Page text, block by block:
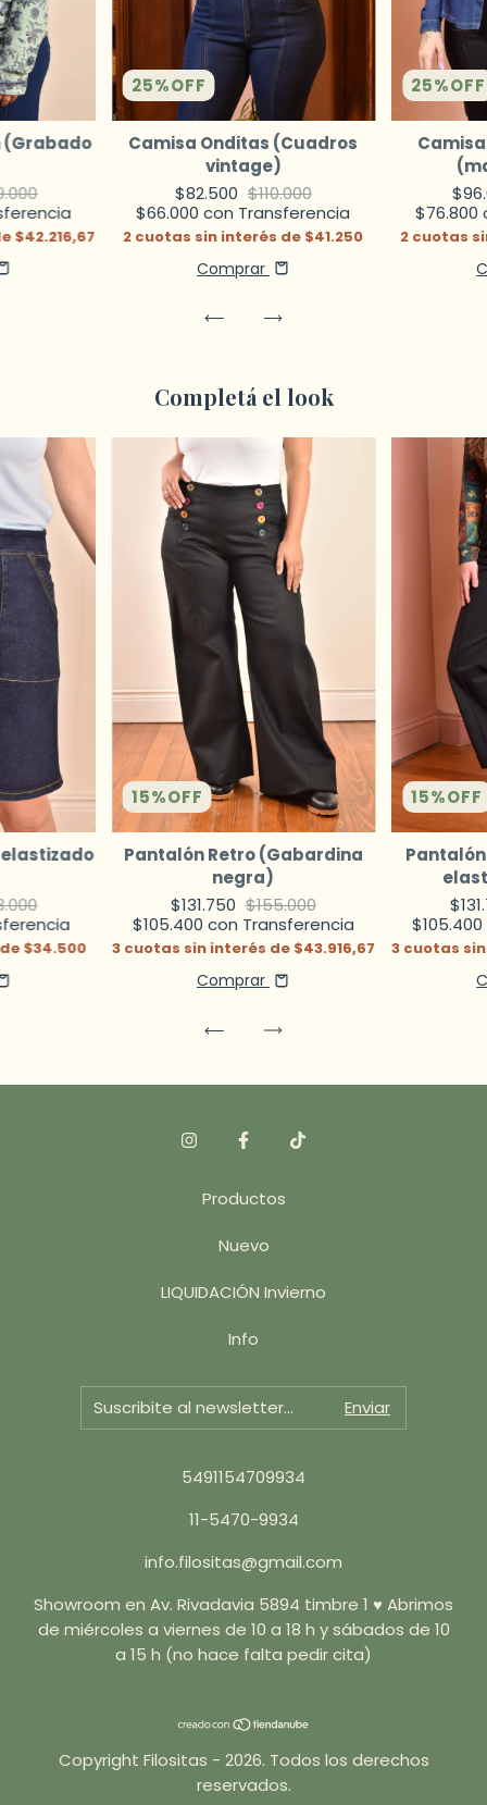
(Grabado
$42.216,67
25%OFF
Camisa Onditas (Cuadros
vintage)
$82.500 $110.000
$66.000con Transferencia
2 cuotas sin interés de $41.250
Comprar
25%OFF
$76.800
2 cuotas
Completá el look
$34.500
15%OFF
Pantalón Retro (Gabardina
negra)
$131.750 $155.000
$105.400 con Transferencia
3 cuotas sin interés de $43.916,67
Comprar
15%OFF
$105.400
3 cuotas
Productos
Nuevo
LIQUIDACIÓN Invierno
Info
5491154709934
11-5470-9934
info.filositas@gmail.com
Showroom en Av. Rivadavia 5894 timbre 1 ♥ Abrimos
de miércoles a viernes de 10 a 18 h y sábados de 10
a 15 h (no hace falta pedir cita)
Copyright Filositas - 2026. Todos los derechos
reservados.